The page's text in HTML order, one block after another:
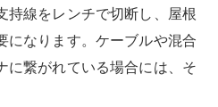
を選び、足元が不安定な雨天
。
は、風に煽られたり滑った